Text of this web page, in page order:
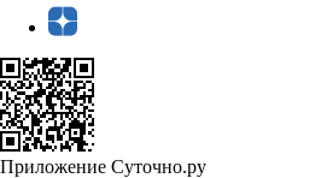
Приложение Суточно.ру